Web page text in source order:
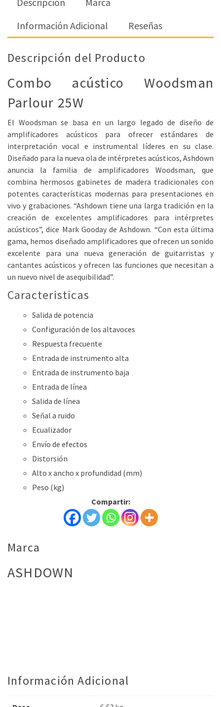
Información Adicional
Reseñas
Descripción del Producto
Combo acústico Woodsman
Parlour 25W
El Woodsman se basa en un largo legado de diseño de
amplificadores acústicos para ofrecer estándares de
interpretación vocal e instrumental líderes en su clase.
Diseñado para la nueva ola de intérpretes acústicos, Ashdown
anuncia la familia de amplificadores Woodsman, que
combina hermosos gabinetes de madera tradicionales con
potentes características modernas para presentaciones en
vivo y grabaciones. “Ashdown tiene una larga tradición en la
creación de excelentes amplificadores para intérpretes
acústicos”, dice Mark Gooday de Ashdown. “Con esta última
gama, hemos diseñado amplificadores que ofrecen un sonido
excelente para una nueva generación de guitarristas y
cantantes acústicos y ofrecen las funciones que necesitan a
un nuevo nivel de asequibilidad”.
Caracteristicas
Salida de potencia
Configuración de los altavoces
Respuesta frecuente
Entrada de instrumento alta
Entrada de instrumento baja
Entrada de línea
Salida de línea
Señal a ruido
Ecualizador
Envío de efectos
Distorsión
Alto x ancho x profundidad (mm)
Peso (kg)
Compartir:
Marca
ASHDOWN
Información Adicional